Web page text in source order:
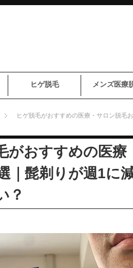
ヒゲ脱毛 メンズ医療
ヒゲ脱毛がおすすめの医療・サロン脱毛
がおすすめの医
｜髭剃りが週1に
？